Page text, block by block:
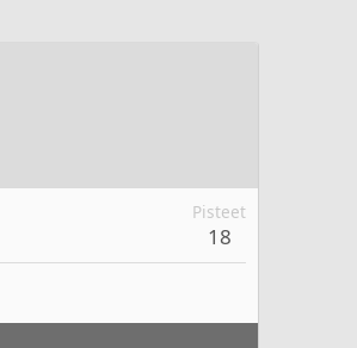
Pisteet
18